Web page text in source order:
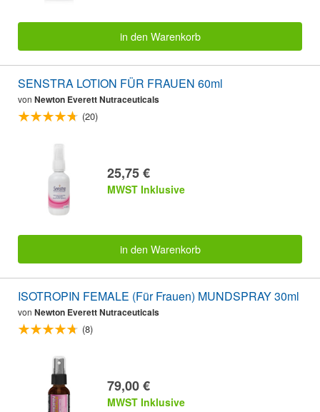
in den Warenkorb
SENSTRA LOTION FÜR FRAUEN 60ml
von Newton Everett Nutraceuticals
(20)
25,75 €
MWST Inklusive
in den Warenkorb
ISOTROPIN FEMALE (Für Frauen) MUNDSPRAY 30ml
von Newton Everett Nutraceuticals
(8)
79,00 €
MWST Inklusive